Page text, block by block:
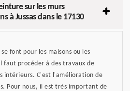
sur les murs
à Jussas dans le 17130
font pour les maisons ou les
faut procéder à des travaux de
intérieurs. C'est l'amélioration de
Pour nous, il est très important de